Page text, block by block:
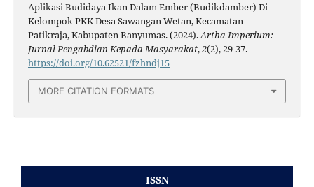
Aplikasi Budidaya Ikan Dalam Ember (Budikdamber) Di
Kelompok PKK Desa Sawangan Wetan, Kecamatan
Patikraja, Kabupaten Banyumas. (2024).Artha Imperium:
Jurnal Pengabdian Kepada Masyarakat,2(2), 29-37.
https://doi.org/10.62521/fzhndj15
MORE CITATION FORMATS
ISSN